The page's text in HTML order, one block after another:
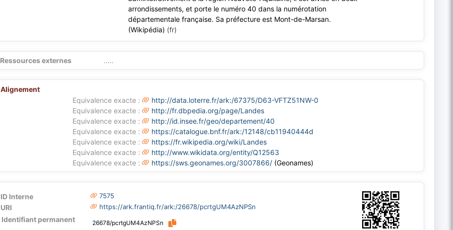
arrondissements, et porte le numéro 40 dans la numérotation
départementale française. Sa préfecture est Mont-de-Marsan.
(Wikipédia) (fr)
Ressources externes .....
Alignement
Equivalence exacte :
http://data.loterre.fr/ark:/67375/D63-VFTZ51NW-0
Equivalence exacte :
http://fr.dbpedia.org/page/Landes
Equivalence exacte :
http://id.insee.fr/geo/departement/40
Equivalence exacte :
https://catalogue.bnf.fr/ark:/12148/cb11940444d
Equivalence exacte :
https://fr.wikipedia.org/wiki/Landes
Equivalence exacte :
http://www.wikidata.org/entity/Q12563
Equivalence exacte :
https://sws.geonames.org/3007866/(Geonames)
ID Interne 7575
URI https://ark.frantiq.fr/ark:/26678/pcrtgUM4AzNPSn
Identifiant permanent 26678/pcrtgUM4AzNPSn